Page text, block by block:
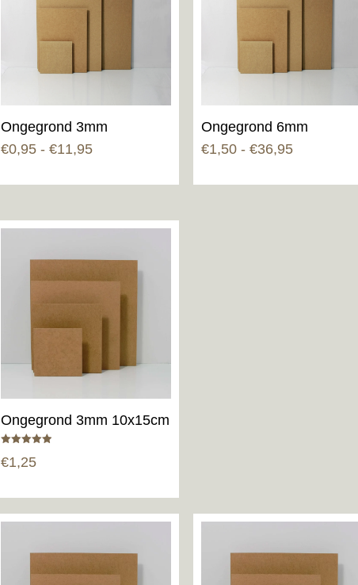
Ongegrond 3mm
€0,95 - €11,95Prijsklasse:
tot
Ongegrond 6mm
€1,50 - €36,95Prijsklasse:
tot
Ongegrond 3mm 10x15cm
5.00
uit 5
€1,25